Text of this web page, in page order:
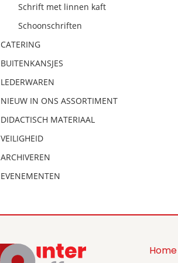
Schrift met linnen kaft
Schoonschriften
CATERING
BUITENKANSJES
LEDERWAREN
NIEUW IN ONS ASSORTIMENT
DIDACTISCH MATERIAAL
VEILIGHEID
ARCHIVEREN
EVENEMENTEN
Home